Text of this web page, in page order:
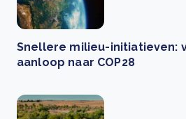
Snellere milieu-initiatieven:
aanloop naar COP28